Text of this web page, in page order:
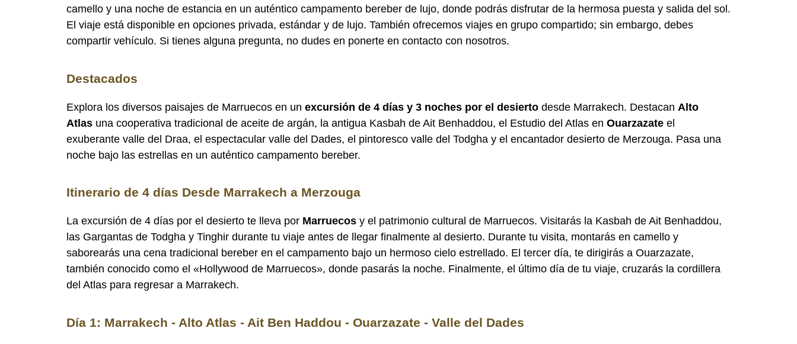
camello y una noche de estancia en un auténtico campamento bereber de lujo, donde podrás disfrutar de la hermosa puesta y salida del sol.
El viaje está disponible en opciones privada, estándar y de lujo. También ofrecemos viajes en grupo compartido; sin embargo, debes
compartir vehículo. Si tienes alguna pregunta, no dudes en ponerte en contacto con nosotros.
Destacados
Explora los diversos paisajes de Marruecos en un excursión de 4 días y 3 noches por el desierto desde Marrakech. Destacan Alto
Atlas una cooperativa tradicional de aceite de argán, la antigua Kasbah de Ait Benhaddou, el Estudio del Atlas en Ouarzazate el
exuberante valle del Draa, el espectacular valle del Dades, el pintoresco valle del Todgha y el encantador desierto de Merzouga. Pasa una
noche bajo las estrellas en un auténtico campamento bereber.
Itinerario de 4 días Desde Marrakech a Merzouga
La excursión de 4 días por el desierto te lleva por Marruecos y el patrimonio cultural de Marruecos. Visitarás la Kasbah de Ait Benhaddou,
las Gargantas de Todgha y Tinghir durante tu viaje antes de llegar finalmente al desierto. Durante tu visita, montarás en camello y
saborearás una cena tradicional bereber en el campamento bajo un hermoso cielo estrellado. El tercer día, te dirigirás a Ouarzazate,
también conocido como el «Hollywood de Marruecos», donde pasarás la noche. Finalmente, el último día de tu viaje, cruzarás la cordillera
del Atlas para regresar a Marrakech.
Día 1: Marrakech - Alto Atlas - Ait Ben Haddou - Ouarzazate - Valle del Dades